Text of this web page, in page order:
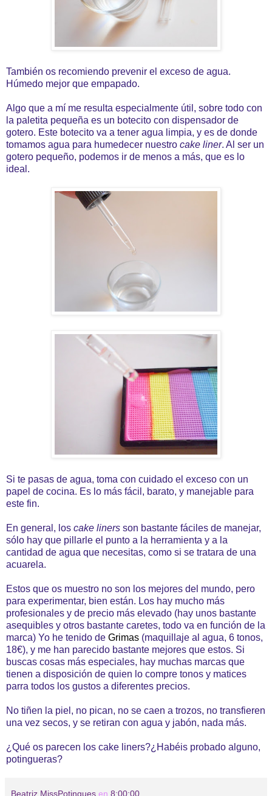
También os recomiendo prevenir el exceso de agua.
Húmedo mejor que empapado.
Algo que a mí me resulta especialmente útil, sobre todo con
la paletita pequeña es un botecito con dispensador de
gotero. Este botecito va a tener agua limpia, y es de donde
tomamos agua para humedecer nuestro cake liner. Al ser un
gotero pequeño, podemos ir de menos a más, que es lo
ideal.
Si te pasas de agua, toma con cuidado el exceso con un
papel de cocina. Es lo más fácil, barato, y manejable para
este fin.
En general, los cake liners son bastante fáciles de manejar,
sólo hay que pillarle el punto a la herramienta y a la
cantidad de agua que necesitas, como si se tratara de una
acuarela.
Estos que os muestro no son los mejores del mundo, pero
para experimentar, bien están. Los hay mucho más
profesionales y de precio más elevado (hay unos bastante
asequibles y otros bastante caretes, todo va en función de la
marca) Yo he tenido de Grimas (maquillaje al agua, 6 tonos,
18€), y me han parecido bastante mejores que estos. Si
buscas cosas más especiales, hay muchas marcas que
tienen a disposición de quien lo compre tonos y matices
parra todos los gustos a diferentes precios.
No tiñen la piel, no pican, no se caen a trozos, no transfieren
una vez secos, y se retiran con agua y jabón, nada más.
¿Qué os parecen los cake liners?¿Habéis probado alguno,
potingueras?
Beatriz MissPotingues en 8:00:00